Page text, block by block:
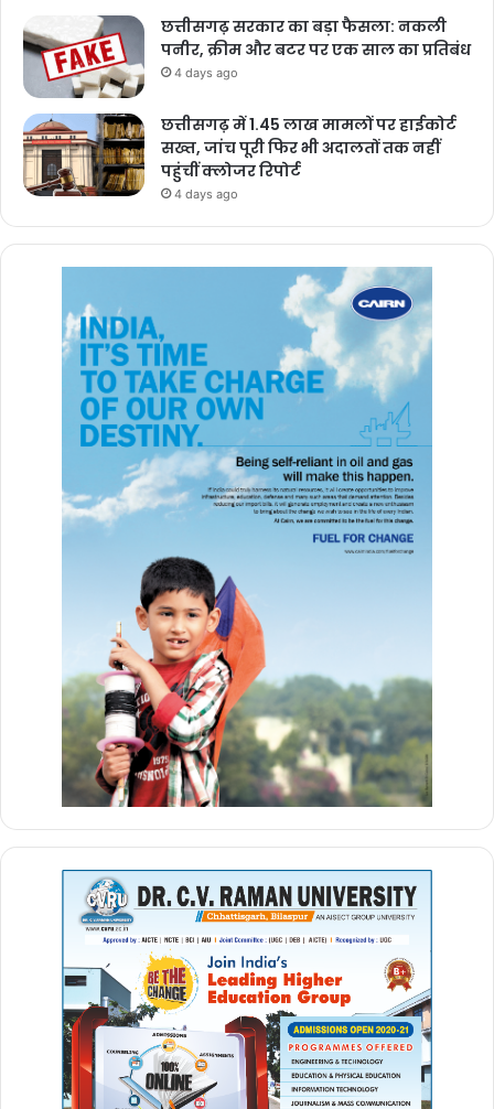
छत्तीसगढ़ सरकार का बड़ा फैसला: नकली
पनीर, क्रीम और बटर पर एक साल का प्रतिबंध
4 days ago
छत्तीसगढ़ में 1.45 लाख मामलों पर हाईकोर्ट
सख्त, जांच पूरी फिर भी अदालतों तक नहीं
पहुंचीं क्लोजर रिपोर्ट
4 days ago